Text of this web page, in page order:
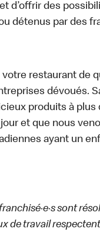
d’offrir des
détenus par des
restaurant de
dévoués.
produits à
et que nous
ayant un
sont
de travail